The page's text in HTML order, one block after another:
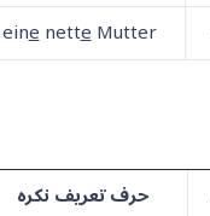
einenetteMutter
حرف تعریف نکره